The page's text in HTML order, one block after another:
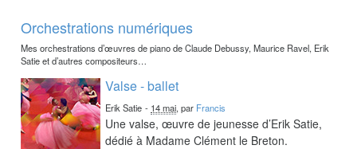
Orchestrations numériques
Mes orchestrations d’œuvres de piano de Claude Debussy, Maurice Ravel, Erik
Satie et d’autres compositeurs…
Valse - ballet
Erik Satie - 14 mai, par Francis
Une valse, œuvre de jeunesse d’Erik Satie,
dédié à Madame Clément le Breton.